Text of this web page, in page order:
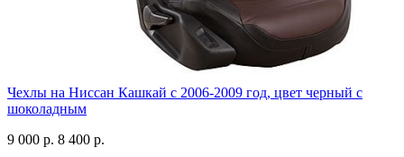
Чехлы на Ниссан Кашкай с 2006-2009 год, цвет черный с
шоколадным
9 000 р. 8 400 р.